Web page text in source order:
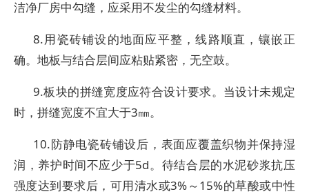
洁净厂房中勾缝，应采用不发尘的勾缝材料。
8.用瓷砖铺设的地面应平整，线路顺直，镶嵌正
确。地板与结合层间应粘贴紧密，无空鼓。
9.板块的拼缝宽度应符合设计要求。当设计未规定
时，拼缝宽度不宜大于3㎜。
10.防静电瓷砖铺设后，表面应覆盖织物并保持湿
润，养护时间不应少于5d。待结合层的水泥砂浆抗压
强度达到要求后，可用清水或3%～15%的草酸或中性